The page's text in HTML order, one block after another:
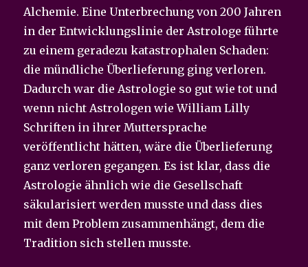
Alchemie. Eine Unterbrechung von 200 Jahren
in der Entwicklungslinie der Astrologe führte
zu einem geradezu katastrophalen Schaden:
die mündliche Überlieferung ging verloren.
Dadurch war die Astrologie so gut wie tot und
wenn nicht Astrologen wie William Lilly
Schriften in ihrer Muttersprache
veröffentlicht hätten, wäre die Überlieferung
ganz verloren gegangen. Es ist klar, dass die
Astrologie ähnlich wie die Gesellschaft
säkularisiert werden musste und dass dies
mit dem Problem zusammenhängt, dem die
Tradition sich stellen musste.